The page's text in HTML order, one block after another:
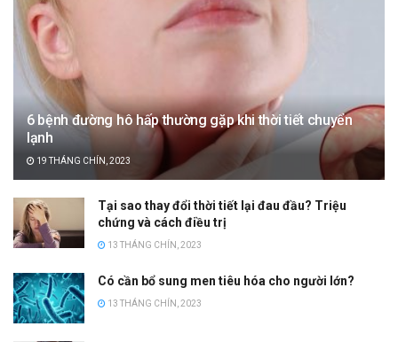
6 bệnh đường hô hấp thường gặp khi thời tiết chuyển
lạnh
19 THÁNG CHÍN, 2023
Tại sao thay đổi thời tiết lại đau đầu? Triệu
chứng và cách điều trị
13 THÁNG CHÍN, 2023
Có cần bổ sung men tiêu hóa cho người lớn?
13 THÁNG CHÍN, 2023